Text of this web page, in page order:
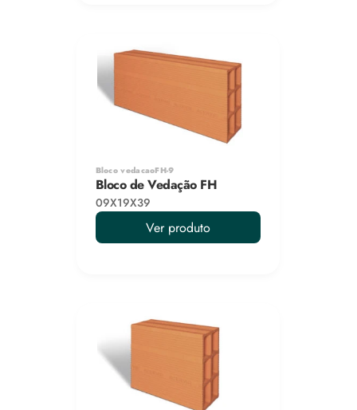
Bloco vedacaoFH-9
Bloco de Vedação FH
09X19X39
Ver produto